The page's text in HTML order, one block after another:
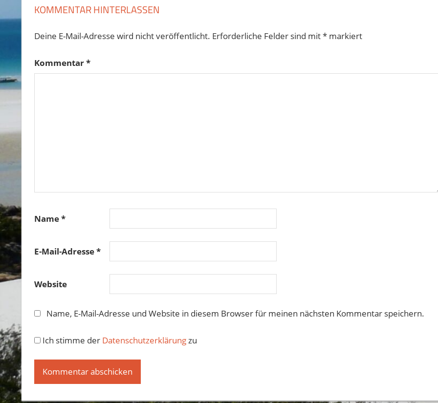
KOMMENTAR HINTERLASSEN
Deine E-Mail-Adresse wird nicht veröffentlicht. Erforderliche Felder sind mit*markiert
Kommentar*
Name*
E-Mail-Adresse*
Website
Name, E-Mail-Adresse und Website in diesem Browser für meinen nächsten Kommentar speichern.
Ich stimme der Datenschutzerklärungzu
Alternative: